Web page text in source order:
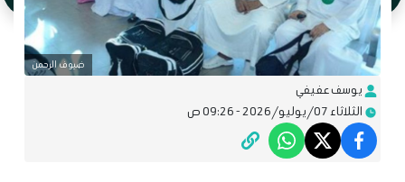
ضيوف الرحمن
يوسف عفيفي
الثلاثاء 07/يوليو/2026 - 09:26 ص